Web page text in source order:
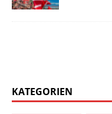
KATEGORIEN